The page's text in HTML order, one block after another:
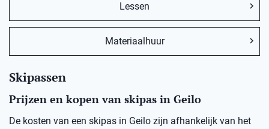
Lessen
Materiaalhuur
Skipassen
Prijzen en kopen van skipas in Geilo
De kosten van een skipas in Geilo zijn afhankelijk van het